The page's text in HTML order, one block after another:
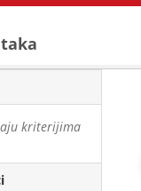
kriterijima